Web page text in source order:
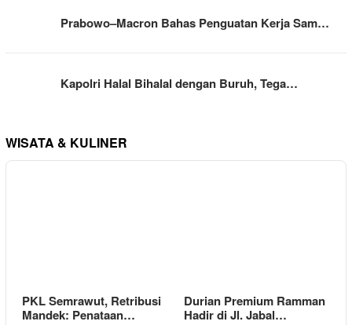
Prabowo–Macron Bahas Penguatan Kerja Sam…
Kapolri Halal Bihalal dengan Buruh, Tega…
WISATA & KULINER
PKL Semrawut, Retribusi
Mandek: Penataan…
Durian Premium Ramman
Hadir di Jl. Jabal…